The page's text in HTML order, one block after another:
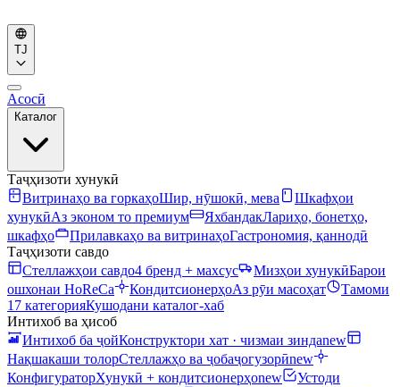
TJ
Асосӣ
Каталог
Таҷҳизоти хунукӣ
Витринаҳо ва горкаҳоШир, нӯшокӣ, мева
Шкафҳои
хунукӣАз эконом то премиум ЯхбандакЛариҳо, бонетҳо,
шкафҳо
Прилавкаҳо ва витринаҳоГастрономия, қаннодӣ
Таҷҳизоти савдо
Стеллажҳои савдо4 бренд + махсус Мизҳои хунукӣБарои
ошхонаи HoReCa
КондитсионерҳоАз рӯи масоҳат
Тамоми
17 категорияКушодани каталог-хаб
Интихоб ва ҳисоб
Интихоб ба ҷойКонструктори хат · чизмаи зиндаnew
Нақшакаши толорСтеллажҳо ва ҷобаҷогузорӣnew
КонфигураторХунукӣ + кондитсионерҳоnew
Устоди